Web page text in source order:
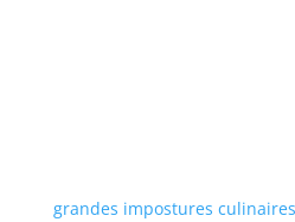
grandes impostures